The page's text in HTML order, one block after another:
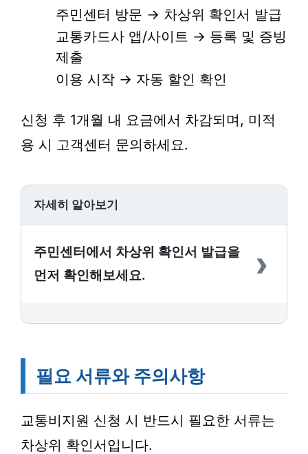
주민센터 방문 → 차상위 확인서 발급
교통카드사 앱/사이트 → 등록 및 증빙
제출
이용 시작 → 자동 할인 확인
신청 후 1개월 내 요금에서 차감되며, 미적
용 시 고객센터 문의하세요.
자세히 알아보기
주민센터에서 차상위 확인서 발급을
먼저 확인해보세요.
›
필요 서류와 주의사항
교통비지원 신청 시 반드시 필요한 서류는
차상위 확인서입니다.